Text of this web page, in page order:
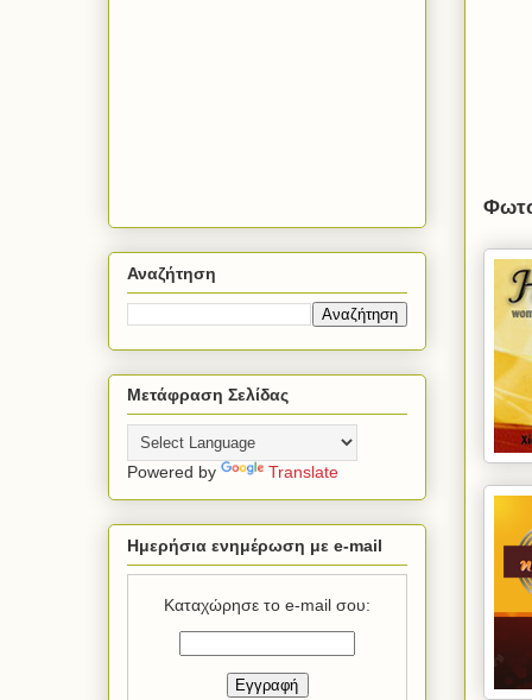
Αναζήτηση
Μετάφραση Σελίδας
Powered by Translate
Ημερήσια ενημέρωση με e-mail
Καταχώρησε το e-mail σου: